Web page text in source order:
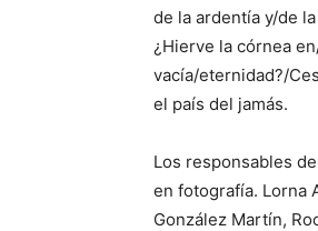
de la ardentía y/de
¿Hierve la córnea
vacía/eternidad?/
el país del jamás.
Los responsables
en fotografía. Lorna
González Martín,